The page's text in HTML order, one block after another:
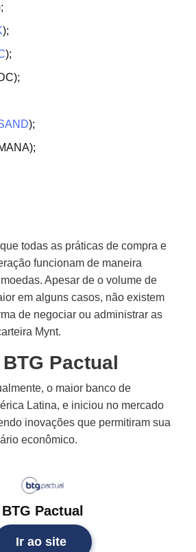
);
);
);
todas as práticas de compra e
funcionam de maneira
Apesar de o volume de
em alguns casos, não existem
de negociar ou administrar as
Mynt.
Pactual
o maior banco de
Latina, e iniciou no mercado
inovações que permitiram sua
econômico.
BTG Pactual
Ir ao site